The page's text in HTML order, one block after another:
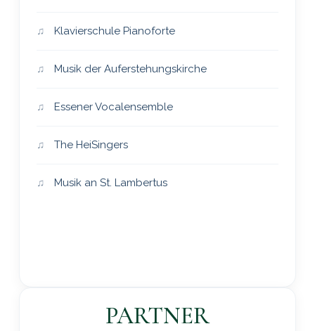
Klavierschule Pianoforte
Musik der Auferstehungskirche
Essener Vocalensemble
The HeiSingers
Musik an St. Lambertus
PARTNER